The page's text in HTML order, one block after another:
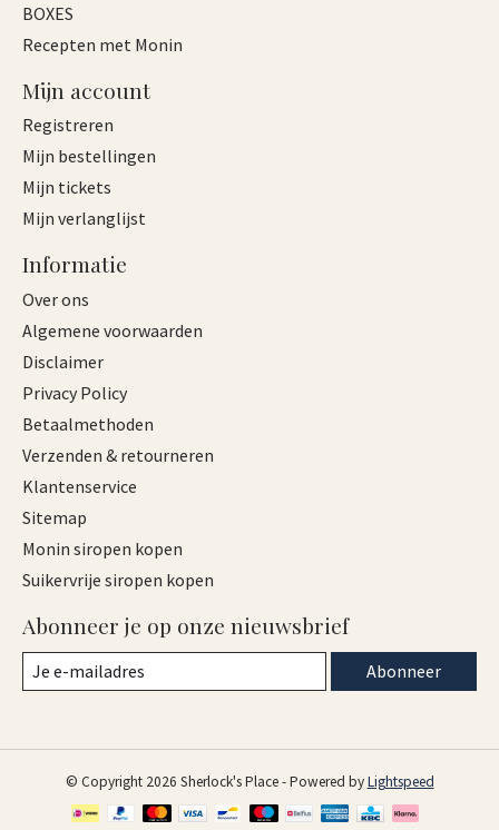
BOXES
Recepten met Monin
Mijn account
Registreren
Mijn bestellingen
Mijn tickets
Mijn verlanglijst
Informatie
Over ons
Algemene voorwaarden
Disclaimer
Privacy Policy
Betaalmethoden
Verzenden & retourneren
Klantenservice
Sitemap
Monin siropen kopen
Suikervrije siropen kopen
Abonneer je op onze nieuwsbrief
Abonneer
© Copyright 2026 Sherlock's Place - Powered byLightspeed